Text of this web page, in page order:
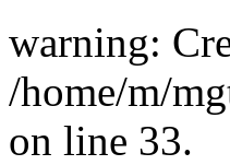
warning:
/home/m/
on line 33.